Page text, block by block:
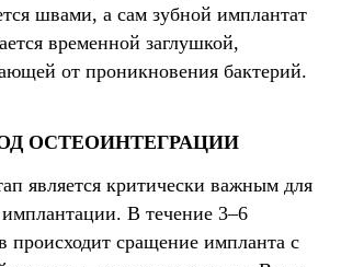
швами, а сам зубной имплантат
временной заглушкой,
от проникновения бактерий.
ОСТЕОИНТЕГРАЦИИ
является критически важным для
имплантации. В течение 3–6
происходит сращение импланта с